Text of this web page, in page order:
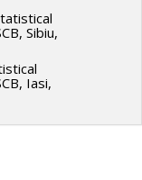
Sibiu,
Iasi,